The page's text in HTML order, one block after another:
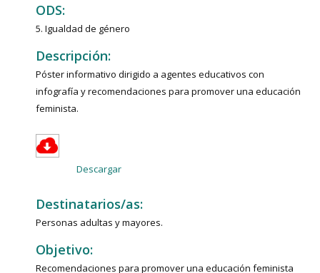
ODS:
5. Igualdad de género
Descripción:
Póster informativo dirigido a agentes educativos con
infografía y recomendaciones para promover una educación
feminista.
Descargar
Destinatarios/as:
Personas adultas y mayores.
Objetivo:
Recomendaciones para promover una educación feminista